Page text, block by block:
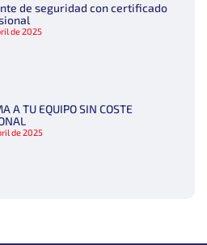
de seguridad con certificado
de 2025
A TU EQUIPO SIN COSTE
de 2025